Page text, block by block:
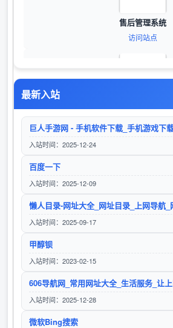
售后管理系统
访问站点
最新入站
巨人手游网 - 手机软件下载_手机游戏下
入站时间：2025-12-24
百度一下
入站时间：2025-12-09
懒人目录-网址大全_网址目录_上网导航
入站时间：2025-09-17
甲醇钡
入站时间：2023-02-15
606导航网_常用网址大全_生活服务_让
入站时间：2025-12-28
微软Bing搜索